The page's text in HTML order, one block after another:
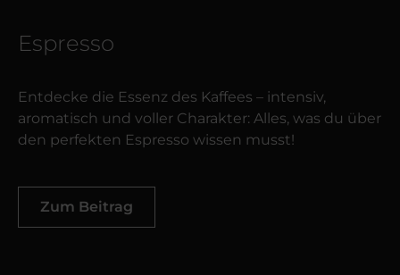
Espresso
Entdecke die Essenz des Kaffees – intensiv,
aromatisch und voller Charakter: Alles, was du über
den perfekten Espresso wissen musst!
Zum Beitrag